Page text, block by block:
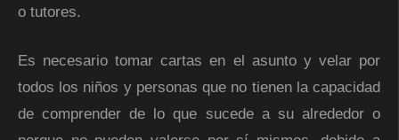
o tutores.
Es necesario tomar cartas en el asunto y velar por
todos los niños y personas que no tienen la capacidad
de comprender de lo que sucede a su alrededor o